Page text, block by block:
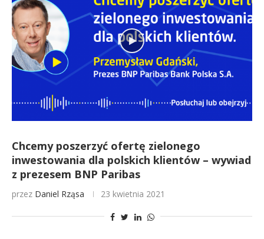
Chcemy poszerzyć ofertę zielonego
inwestowania dla polskich klientów – wywiad
z prezesem BNP Paribas
przez Daniel Rząsa 23 kwietnia 2021